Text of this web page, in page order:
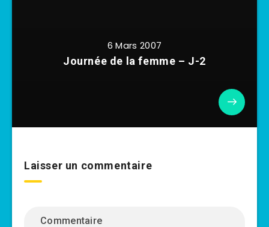
6 Mars 2007
Journée de la femme – J-2
Laisser un commentaire